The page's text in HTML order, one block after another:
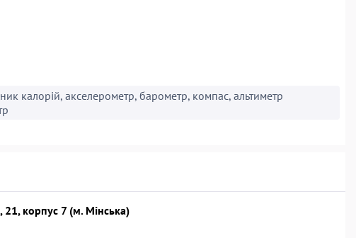
калорій, акселерометр, барометр, компас, альтиметр
21, корпус 7 (м. Мінська)